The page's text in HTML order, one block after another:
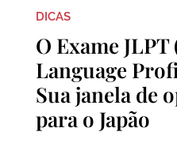
DICAS
O Exame JLPT
Language
Sua janela de
para o Japão